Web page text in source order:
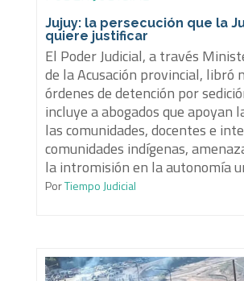
Jujuy: la persecución que la
quiere justificar
El Poder Judicial, a través
de la Acusación provincial, libró
órdenes de detención por
incluye a abogados que apoyan
las comunidades, docentes e
comunidades indígenas,
la intromisión en la autonomía
PorTiempo Judicial